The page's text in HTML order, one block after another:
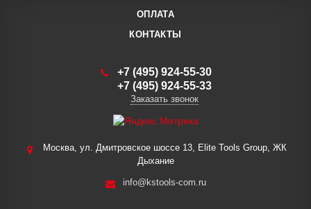
ОПЛАТА
КОНТАКТЫ
+7 (495) 924-55-30
+7 (495) 924-55-33
Заказать звонок
Москва, ул. Дмитровское шоссе 13, Elite Tools Group, ЖК
Дыхание
info@kstools-com.ru